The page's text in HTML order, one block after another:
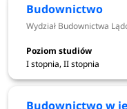
Fizyka techniczna
Problemów
Geodezja i
Górnictwa i
Geoenergetyka -
Geologii
Budownictwo
Wydział Budownictwa
I stopnia, II stopnia
Budownictwo w